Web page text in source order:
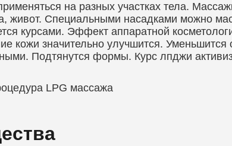
на разных участках тела.
живот. Специальными насадками можно
курсами. Эффект аппаратной
кожи значительно улучшится.
Подтянутся формы. Курс лпджи